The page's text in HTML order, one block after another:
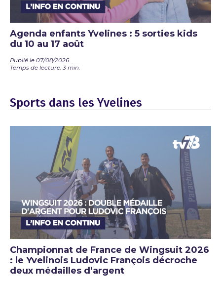
Agenda enfants Yvelines : 5 sorties kids
du 10 au 17 août
Publié le 07/08/2026
Temps de lecture: 3 min.
Sports dans les Yvelines
Championnat de France de Wingsuit 2026
: le Yvelinois Ludovic François décroche
deux médailles d’argent